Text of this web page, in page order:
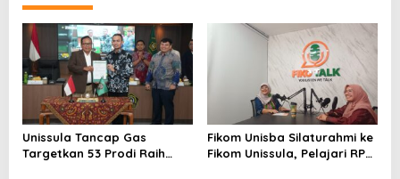
Unissula Tancap Gas
Targetkan 53 Prodi Raih
Fikom Unisba Silaturahmi ke
Fikom Unissula, Pelajari RPL